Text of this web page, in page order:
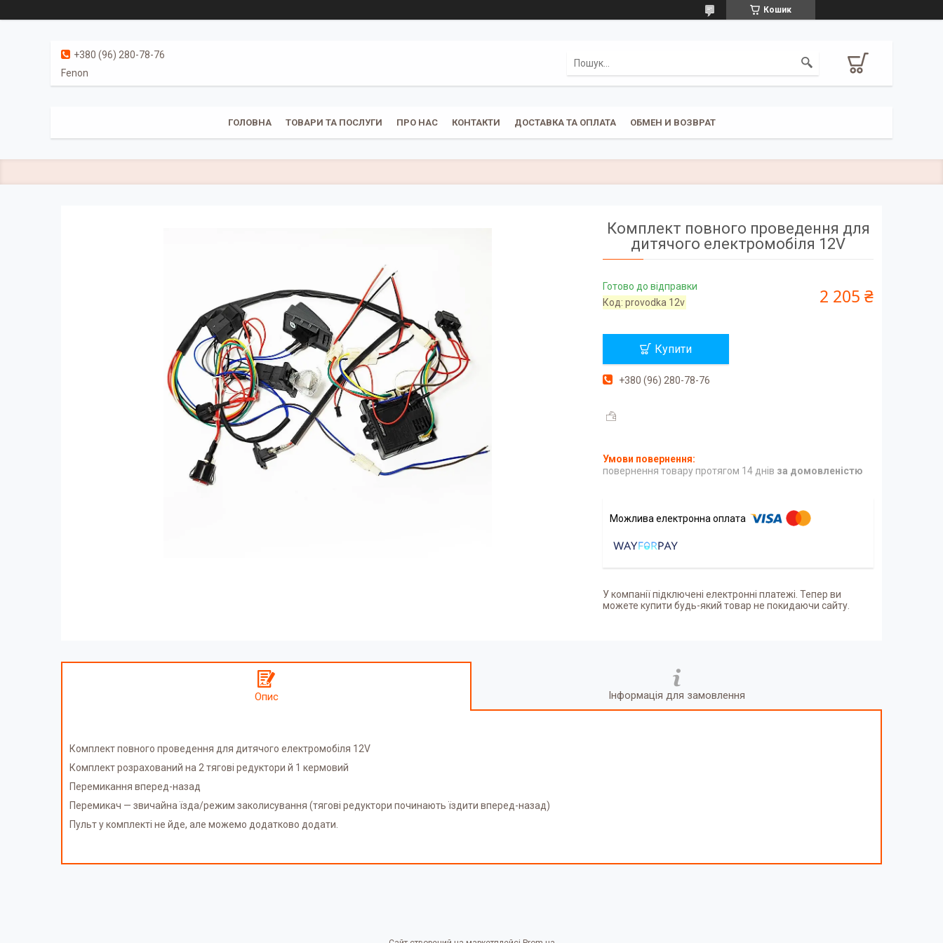
Кошик
+380 (96) 280-78-76
Fenon
ГОЛОВНА ТОВАРИ ТА ПОСЛУГИ ПРО НАС КОНТАКТИ ДОСТАВКА ТА ОПЛАТА ОБМЕН И ВОЗВРАТ
Комплект повного проведення для
дитячого електромобіля 12V
Готово до відправки
Код:provodka 12v 2 205 ₴
Купити
+380 (96) 280-78-76
повернення товару протягом 14 днів за домовленістю
У компанії підключені електронні платежі. Тепер ви
можете купити будь-який товар не покидаючи сайту.
Опис Інформація для замовлення
Комплект повного проведення для дитячого електромобіля 12V
Комплект розрахований на 2 тягові редуктори й 1 кермовий
Перемикання вперед-назад
Перемикач — звичайна їзда/режим заколисування (тягові редуктори починають їздити вперед-назад)
Пульт у комплекті не йде, але можемо додатково додати.